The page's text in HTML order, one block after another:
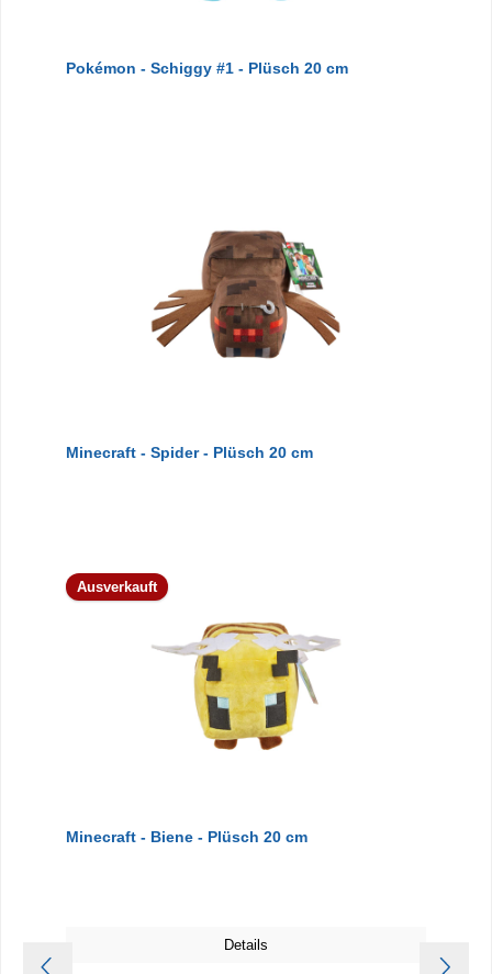
Pokémon - Schiggy #1 - Plüsch 20 cm
Minecraft - Spider - Plüsch 20 cm
Ausverkauft
Minecraft - Biene - Plüsch 20 cm
Details